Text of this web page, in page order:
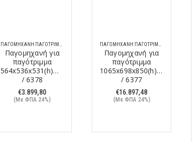
ΠΑΓΟΜΗΧΑΝΉ ΠΑΓΟΤΡΊΜΜΑΤΟΣ
Παγομηχανή για
παγότριμμα
564x536x531(h)mm
/ 6378
€3.899,80
(Με ΦΠΑ 24%)
ΠΑΓΟΜΗΧΑΝΉ ΠΑΓΟΤΡΊΜΜΑΤΟΣ
Παγομηχανή για
παγότριμμα
1065x698x850(h)mm
/ 6377
€16.897,48
(Με ΦΠΑ 24%)